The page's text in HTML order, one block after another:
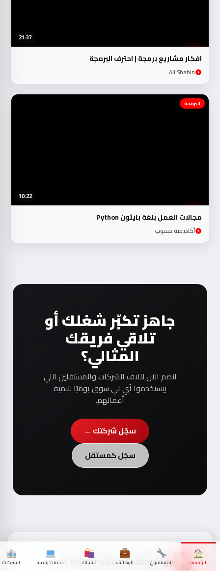
21:37
افكار مشاريع برمجة | احترف البرمجة
Ali Shahin
10:22
البرمجة
مجالات العمل بلغة بايثون Python
أكاديمية حسوب
جاهز تكبّر شغلك أو
تلاقي فريقك
المثالي؟
انضم الآن لآلاف الشركات والمستقلين اللي
بيستخدموا آي تي سوق يوميًا لتنمية
أعمالهم.
سجّل شركتك ←
سجّل كمستقل
IT Information Technology الرئيسية المستقلون الوظائف منتجات خدمات رقمية الشركات